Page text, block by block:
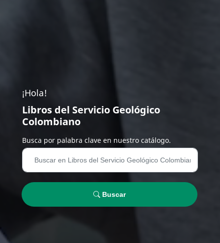
¡Hola!
Libros del Servicio Geológico
Colombiano
Busca por palabra clave en nuestro catálogo.
Buscar